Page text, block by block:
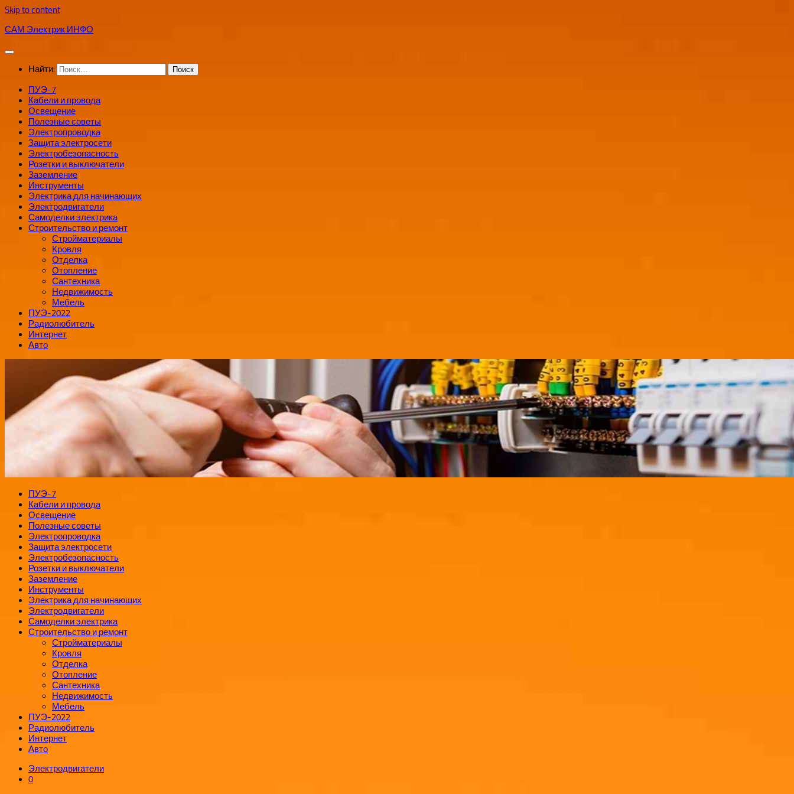
Skip to content
САМ Электрик ИНФО
Найти:
ПУЭ-7
Кабели и провода
Освещение
Полезные советы
Электропроводка
Защита электросети
Электробезопасность
Розетки и выключатели
Заземление
Инструменты
Электрика для начинающих
Электродвигатели
Самоделки электрика
Строительство и ремонт
Стройматериалы
Кровля
Отделка
Отопление
Сантехника
Недвижимость
Мебель
ПУЭ-2022
Радиолюбитель
Интернет
Авто
ПУЭ-7
Кабели и провода
Освещение
Полезные советы
Электропроводка
Защита электросети
Электробезопасность
Розетки и выключатели
Заземление
Инструменты
Электрика для начинающих
Электродвигатели
Самоделки электрика
Строительство и ремонт
Стройматериалы
Кровля
Отделка
Отопление
Сантехника
Недвижимость
Мебель
ПУЭ-2022
Радиолюбитель
Интернет
Авто
Электродвигатели
0